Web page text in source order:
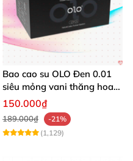
Bao cao su OLO Đen 0.01
siêu mỏng vani thăng hoa
pk 10 cái
150.000₫
189.000₫
-21%
(1,129)